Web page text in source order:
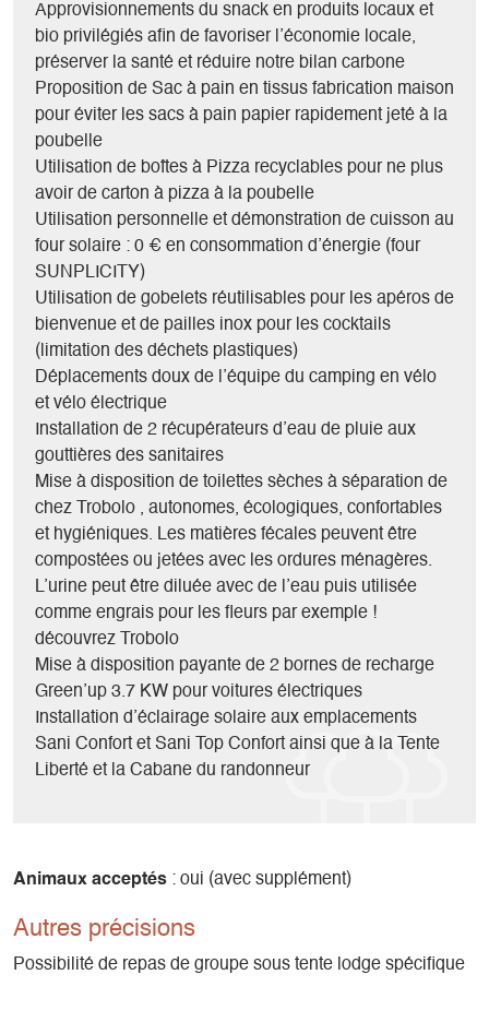
Approvisionnements du snack en produits locaux et
bio privilégiés afin de favoriser l’économie locale,
préserver la santé et réduire notre bilan carbone
Proposition de Sac à pain en tissus fabrication maison
pour éviter les sacs à pain papier rapidement jeté à la
poubelle
Utilisation de boîtes à Pizza recyclables pour ne plus
avoir de carton à pizza à la poubelle
Utilisation personnelle et démonstration de cuisson au
four solaire : 0 € en consommation d’énergie (four
SUNPLICITY)
Utilisation de gobelets réutilisables pour les apéros de
bienvenue et de pailles inox pour les cocktails
(limitation des déchets plastiques)
Déplacements doux de l’équipe du camping en vélo
et vélo électrique
Installation de 2 récupérateurs d’eau de pluie aux
gouttières des sanitaires
Mise à disposition de toilettes sèches à séparation de
chez Trobolo , autonomes, écologiques, confortables
et hygiéniques. Les matières fécales peuvent être
compostées ou jetées avec les ordures ménagères.
L’urine peut être diluée avec de l’eau puis utilisée
comme engrais pour les fleurs par exemple !
découvrez Trobolo
Mise à disposition payante de 2 bornes de recharge
Green’up 3.7 KW pour voitures électriques
Installation d’éclairage solaire aux emplacements
Sani Confort et Sani Top Confort ainsi que à la Tente
Liberté et la Cabane du randonneur
Animaux acceptés : oui (avec supplément)
Autres précisions
Possibilité de repas de groupe sous tente lodge spécifique